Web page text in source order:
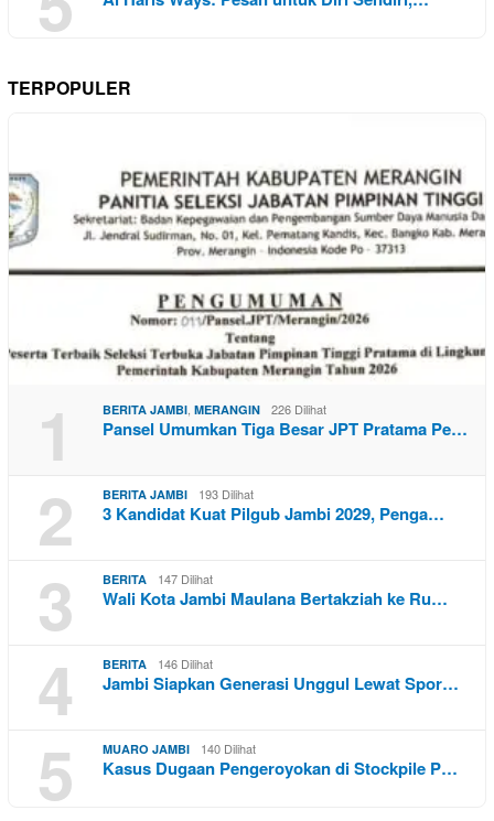
TERPOPULER
1 BERITA JAMBI MERANGIN 226 Dilihat
Pansel Umumkan Tiga Besar JPT Pratama Pe…
2 BERITA JAMBI 193 Dilihat
3 Kandidat Kuat Pilgub Jambi 2029, Penga…
3 BERITA 147 Dilihat
Wali Kota Jambi Maulana Bertakziah ke Ru…
4 BERITA 146 Dilihat
Jambi Siapkan Generasi Unggul Lewat Spor…
5 MUARO JAMBI 140 Dilihat
Kasus Dugaan Pengeroyokan di Stockpile P…